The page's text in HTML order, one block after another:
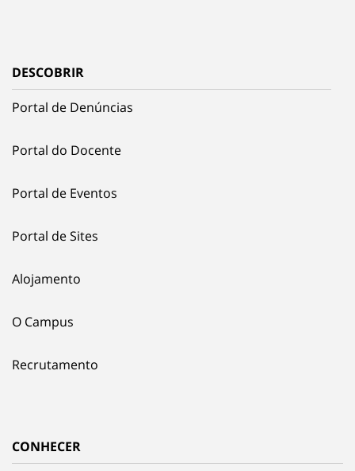
DESCOBRIR
Portal de Denúncias
Portal do Docente
Portal de Eventos
Portal de Sites
Alojamento
O Campus
Recrutamento
CONHECER